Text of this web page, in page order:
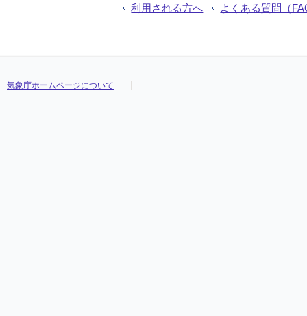
利用される方へ よくある質問（
気象庁ホームページについて